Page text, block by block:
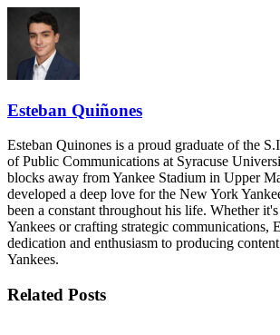
Esteban Quiñones
Esteban Quinones is a proud graduate of the
of Public Communications at Syracuse
blocks away from Yankee Stadium in Upper
developed a deep love for the New York
been a constant throughout his life. Whether
Yankees or crafting strategic communications,
dedication and enthusiasm to producing
Yankees.
Related Posts